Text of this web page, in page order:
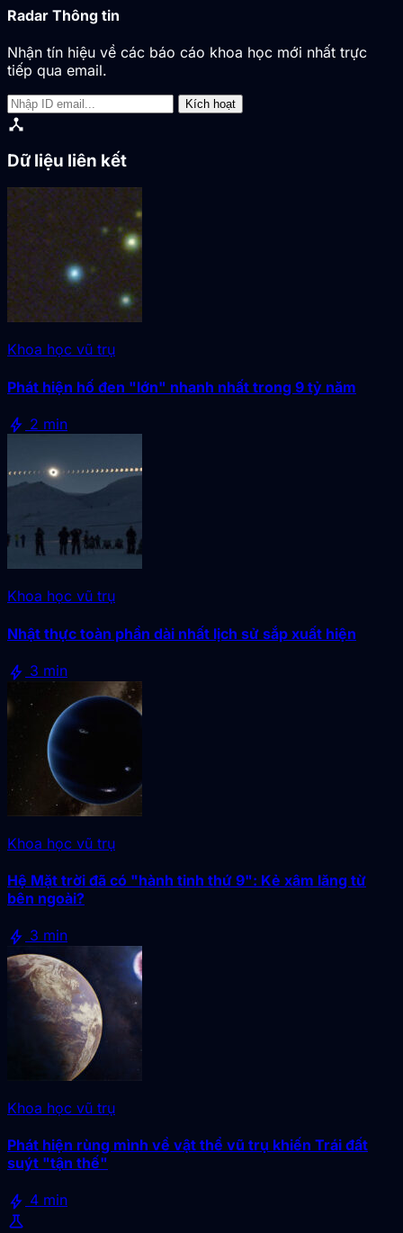
Radar Thông tin
Nhận tín hiệu về các báo cáo khoa học mới nhất trực
tiếp qua email.
Kích hoạt
device_hub
Dữ liệu liên kết
Khoa học vũ trụ
Phát hiện hố đen "lớn" nhanh nhất trong 9 tỷ năm
bolt 2 min
Khoa học vũ trụ
Nhật thực toàn phần dài nhất lịch sử sắp xuất hiện
bolt 3 min
Khoa học vũ trụ
Hệ Mặt trời đã có "hành tinh thứ 9": Kẻ xâm lăng từ
bên ngoài?
bolt 3 min
Khoa học vũ trụ
Phát hiện rùng mình về vật thể vũ trụ khiến Trái đất
suýt "tận thế"
bolt 4 min
science